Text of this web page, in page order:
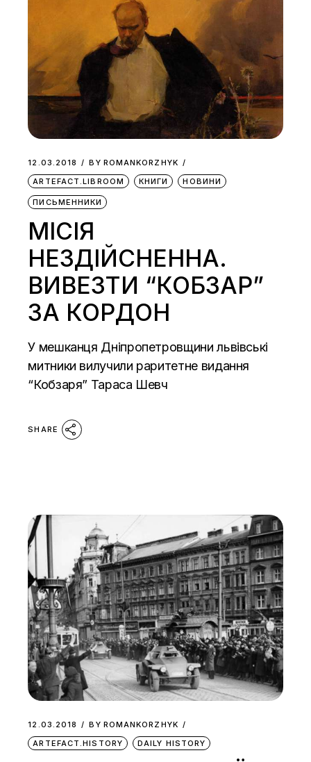
12.03.2018 BY ROMANKORZHYK
ARTEFACT.LIBROOM
КНИГИ НОВИНИ
ПИСЬМЕННИКИ
МІСІЯ
НЕЗДІЙСНЕННА.
ВИВЕЗТИ “КОБЗАР”
ЗА КОРДОН
У мешканця Дніпропетровщини львівські
митники вилучили раритетне видання
“Кобзаря” Тараса Шевч
SHARE
12.03.2018 BY ROMANKORZHYK
ARTEFACT.HISTORY
DAILY HISTORY